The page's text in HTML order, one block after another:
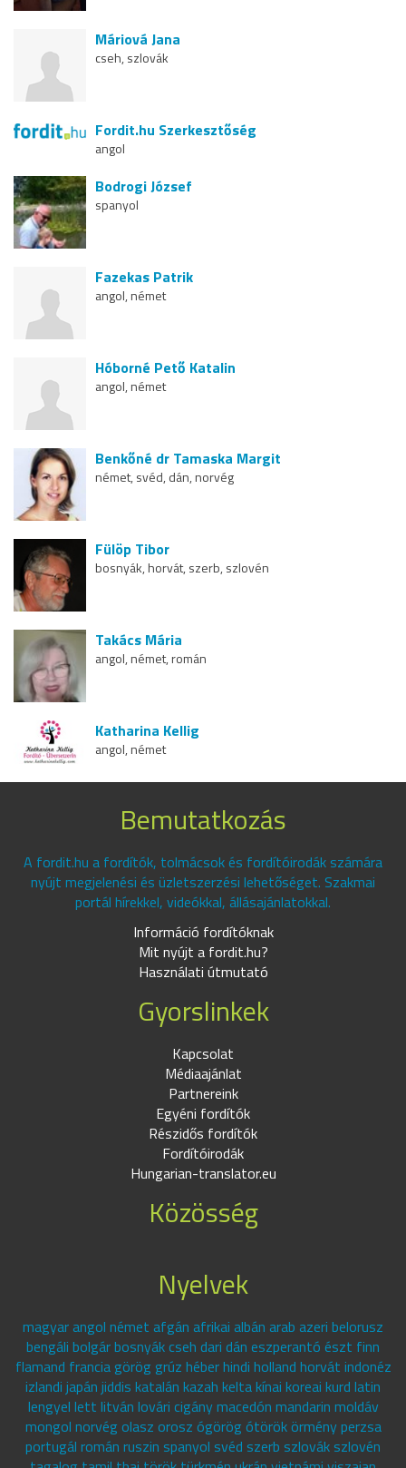
Máriová Jana
cseh, szlovák
Fordit.hu Szerkesztőség
angol
Bodrogi József
spanyol
Fazekas Patrik
angol, német
Hóborné Pető Katalin
angol, német
Benkőné dr Tamaska Margit
német, svéd, dán, norvég
Fülöp Tibor
bosnyák, horvát, szerb, szlovén
Takács Mária
angol, német, román
Katharina Kellig
angol, német
Bemutatkozás
A fordit.hu a fordítók, tolmácsok és fordítóirodák számára
nyújt megjelenési és üzletszerzési lehetőséget. Szakmai
portál hírekkel, videókkal, állásajánlatokkal.
Információ fordítóknak
Mit nyújt a fordit.hu?
Használati útmutató
Gyorslinkek
Kapcsolat
Médiaajánlat
Partnereink
Egyéni fordítók
Részidős fordítók
Fordítóirodák
Hungarian-translator.eu
Közösség
Nyelvek
magyar angol német afgán afrikai albán arab azeri belorusz
bengáli bolgár bosnyák cseh dari dán eszperantó észt finn
flamand francia görög grúz héber hindi holland horvát indonéz
izlandi japán jiddis katalán kazah kelta kínai koreai kurd latin
lengyel lett litván lovári cigány macedón mandarin moldáv
mongol norvég olasz orosz ógörög ótörök örmény perzsa
portugál román ruszin spanyol svéd szerb szlovák szlovén